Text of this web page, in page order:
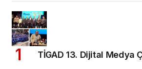
TİGAD 13. Dijital Medya